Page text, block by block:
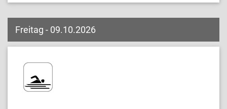
Freitag - 09.10.2026